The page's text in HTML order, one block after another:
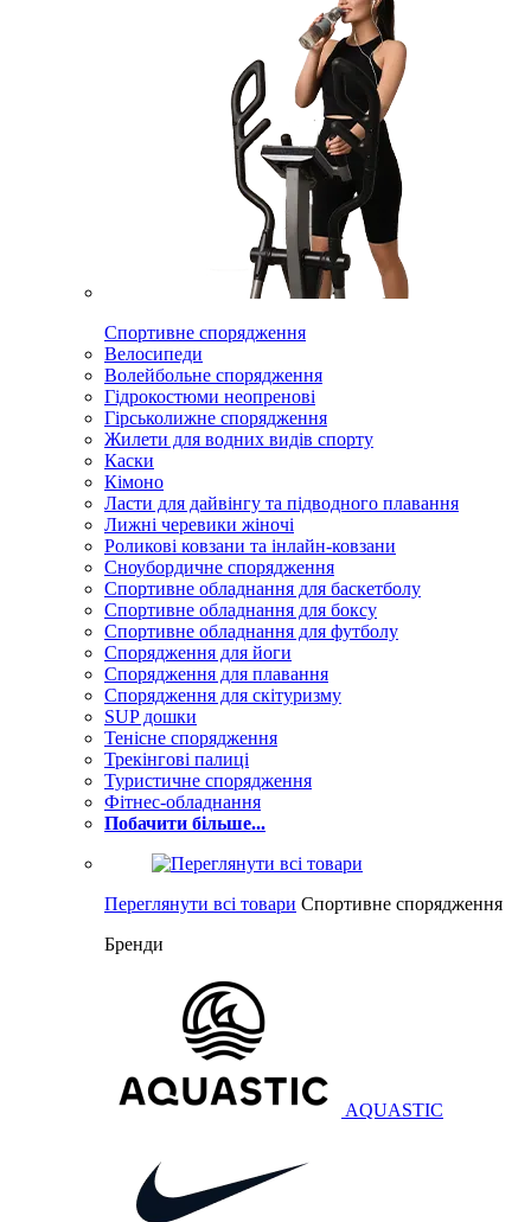
Спортивне спорядження
Велосипеди
Волейбольне спорядження
Гідрокостюми неопренові
Гірськолижне спорядження
Жилети для водних видів спорту
Каски
Кімоно
Ласти для дайвінгу та підводного плавання
Лижні черевики жіночі
Роликові ковзани та інлайн-ковзани
Сноубордичне спорядження
Спортивне обладнання для баскетболу
Спортивне обладнання для боксу
Спортивне обладнання для футболу
Спорядження для йоги
Спорядження для плавання
Спорядження для скітуризму
SUP дошки
Тенісне спорядження
Трекінгові палиці
Туристичне спорядження
Фітнес-обладнання
Побачити більше...
Переглянути всі товари Спортивне спорядження
Бренди
AQUASTIC